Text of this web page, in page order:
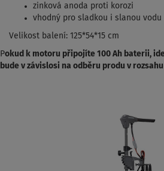
zinková anoda proti korozi
vhodný pro sladkou i slanou vodu
Velikost balení: 125*54*15 cm
Pokud k motoru připojíte 100 Ah baterii,
bude v závislosi na odběru produ v rozsahu